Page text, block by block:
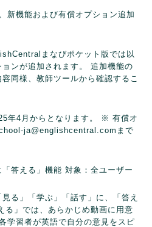
新機能および有償オプション追加
まなびポケット版では以
ンが追加されます。
追加機能の
同様、教師ツールから確認するこ
年4月からとなります。
※ 有償オ
ja@englishcentral.comまで
答える」機能 対象：全ユーザー
る」「学ぶ」「話す」に、「答え
る」では、あらかじめ動画に用意
学習者が英語で自分の意見をスピ